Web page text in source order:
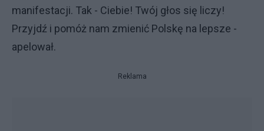
manifestacji. Tak - Ciebie! Twój głos się liczy!
Przyjdź i pomóż nam zmienić Polskę na lepsze -
apelował.
Reklama